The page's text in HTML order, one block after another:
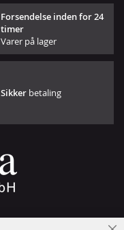
Forsendelse inden for 24
timer
Varer på lager
Sikker betaling